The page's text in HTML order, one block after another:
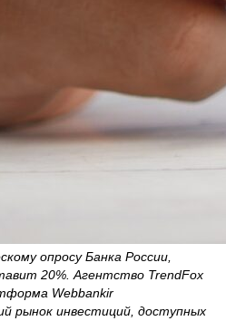
опросу Банка России,
20%. Агентство TrendFox
Webbankir
рынок инвестиций, доступных